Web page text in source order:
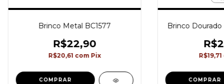
Brinco Metal BC1577
R$22,90
R$20,61 com Pix
COMPRAR
Brinco Dourado
R$19,71
COMPRAR